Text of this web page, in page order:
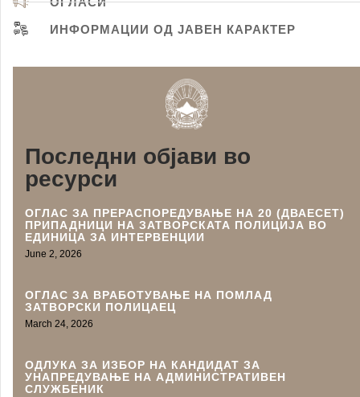
ИНФОРМАЦИИ ОД ЈАВЕН КАРАКТЕР
Последни објави во
ресурси
ОГЛАС ЗА ПРЕРАСПОРЕДУВАЊЕ НА 20 (ДВАЕСЕТ)
ПРИПАДНИЦИ НА ЗАТВОРСКАТА ПОЛИЦИЈА ВО
ЕДИНИЦА ЗА ИНТЕРВЕНЦИИ
June 2, 2026
ОГЛАС ЗА ВРАБОТУВАЊЕ НА ПОМЛАД
ЗАТВОРСКИ ПОЛИЦАЕЦ
March 24, 2026
ОДЛУКА ЗА ИЗБОР НА КАНДИДАТ ЗА
УНАПРЕДУВАЊЕ НА АДМИНИСТРАТИВEН
СЛУЖБЕНИК